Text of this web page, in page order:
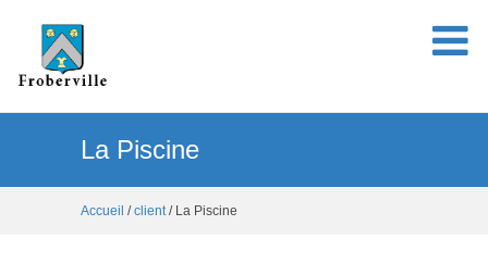
La Piscine
Accueil /client/ La Piscine